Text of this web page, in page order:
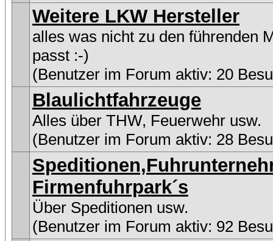
Weitere LKW Hersteller
alles was nicht zu den führenden
passt :-)
(Benutzer im Forum aktiv: 20
Blaulichtfahrzeuge
Alles über THW, Feuerwehr usw.
(Benutzer im Forum aktiv: 28
Firmenfuhrpark´s
Über Speditionen usw.
(Benutzer im Forum aktiv: 92